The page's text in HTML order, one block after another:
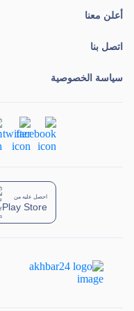
أعلن معنا
اتصل بنا
سياسة الخصوصية
احصل عليه من
Play Store